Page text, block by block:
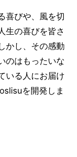
喜びや、風を切
生の喜びを皆さ
かし、その感動
のはもったいな
いる人にお届け
を開発しま